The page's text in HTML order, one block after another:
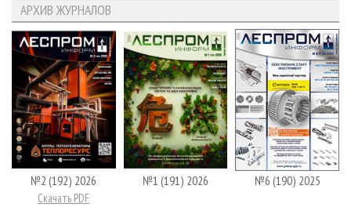
АРХИВ ЖУРНАЛОВ
№2 (192) 2026
Скачать PDF
№1 (191) 2026 №6 (190) 2025